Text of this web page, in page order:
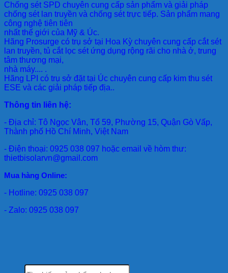
Chống sét SPD chuyên cung cấp sản phẩm và giải pháp
chống sét lan truyền và chống sét trực tiếp. Sản phẩm mang
công nghệ tiên tiên
nhất thế giới của Mỹ & Úc.
Hãng Prosurge có trụ sở tại Hoa Kỳ chuyên cung cấp cắt sét
lan truyền, tủ cắt lọc sét ứng dụng rộng rãi cho nhà ở, trung
tâm thương mại,
nhà máy.... .
Hãng LPI có trụ sở đặt tại Úc chuyên cung cấp kim thu sét
ESE và các giải pháp tiếp địa..
Thông tin liên hệ:
- Địa chỉ: Tô Ngọc Vân, Tổ 59, Phường 15, Quận Gò Vấp,
Thành phố Hồ Chí Minh, Việt Nam
- Điện thoại: 0925 038 097 hoặc email về hòm thư:
thietbisolarvn@gmail.com
Mua hàng Online:
- Hotline: 0925 038 097
- Zalo: 0925 038 097
Tìm